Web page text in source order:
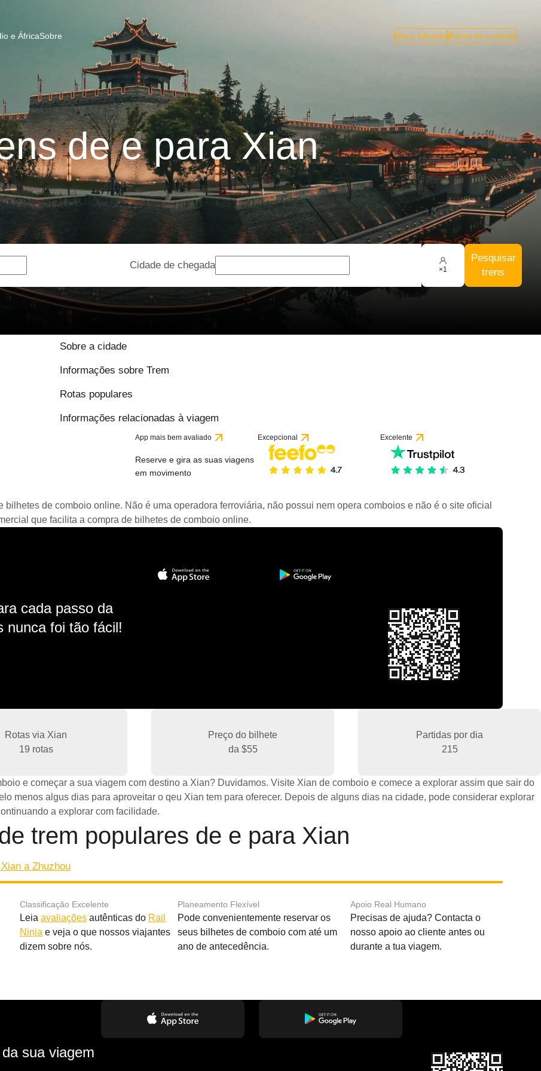
e ÁfricaSobre Meus bilhetesPainel de controle
de e para Xian
Cidade de chegada ×1
Pesquisar
trens
Sobre a cidade
Informações sobre Trem
Rotas populares
Informações relacionadas à viagem
App mais bem avaliado
Reserve e gira as suas viagens
em movimento
Excepcional Excelente
de comboio online. Não é uma operadora ferroviária, não possui nem opera comboios e não é o site oficial
que facilita a compra de bilhetes de comboio online.
cada passo da
nunca foi tão fácil!
Rotas via Xian
19 rotas
Preço do bilhete
da $55
Partidas por dia
215
e começar a sua viagem com destino a Xian? Duvidamos. Visite Xian de comboio e comece a explorar assim que sair do
menos algus dias para aproveitar o qeu Xian tem para oferecer. Depois de alguns dias na cidade, pode considerar explorar
a explorar com facilidade.
trem populares de e para Xian
a Zhuzhou
Classificação Excelente
Leia avaliaçõesautênticas do Rail
Ninja e veja o que nossos viajantes
dizem sobre nós.
Planeamento Flexível
Pode convenientemente reservar os
seus bilhetes de comboio com até um
ano de antecedência.
Apoio Real Humano
Precisas de ajuda? Contacta o
nosso apoio ao cliente antes ou
durante a tua viagem.
sua viagem